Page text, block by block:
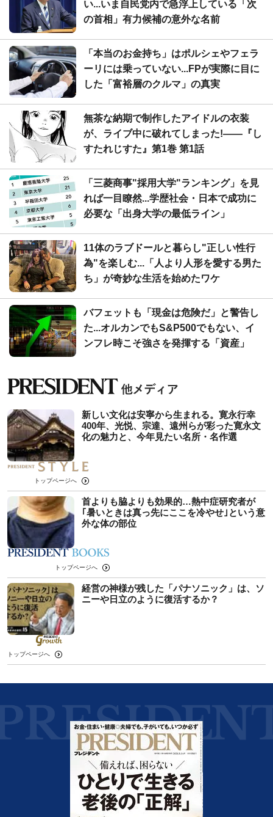
い...いま自民党内で急浮上している「次
の首相」有力候補の意外な名前
「本当のお金持ち」はポルシェやフェラ
ーリには乗っていない...FPが実際に目に
した「富裕層のクルマ」の真実
無茶な納期で制作したアイドルの衣装
が、ライブ中に破れてしまった!――『し
すたれじすた』第1巻 第1話
「三菱商事"採用大学"ランキング」を見
れば一目瞭然...学歴社会・日本で成功に
必要な「出身大学の最低ライン」
11体のラブドールと暮らし"正しい性行
為"を楽しむ...「人より人形を愛する男た
ち」が奇妙な生活を始めたワケ
バフェットも「現金は危険だ」と警告し
た...オルカンでもS&P500でもない、イ
ンフレ時こそ強さを発揮する「資産」
新しい文化は安寧から生まれる。寛永行幸
400年、光悦、宗達、遠州らが彩った寛永文
化の魅力と、今年見たい名所・名作選
トップページへ
首よりも脇よりも効果的…熱中症研究者が
｢暑いときは真っ先にここを冷やせ｣という意
外な体の部位
トップページへ
経営の神様が残した「パナソニック」は、ソ
ニーや日立のように復活するか？
トップページへ